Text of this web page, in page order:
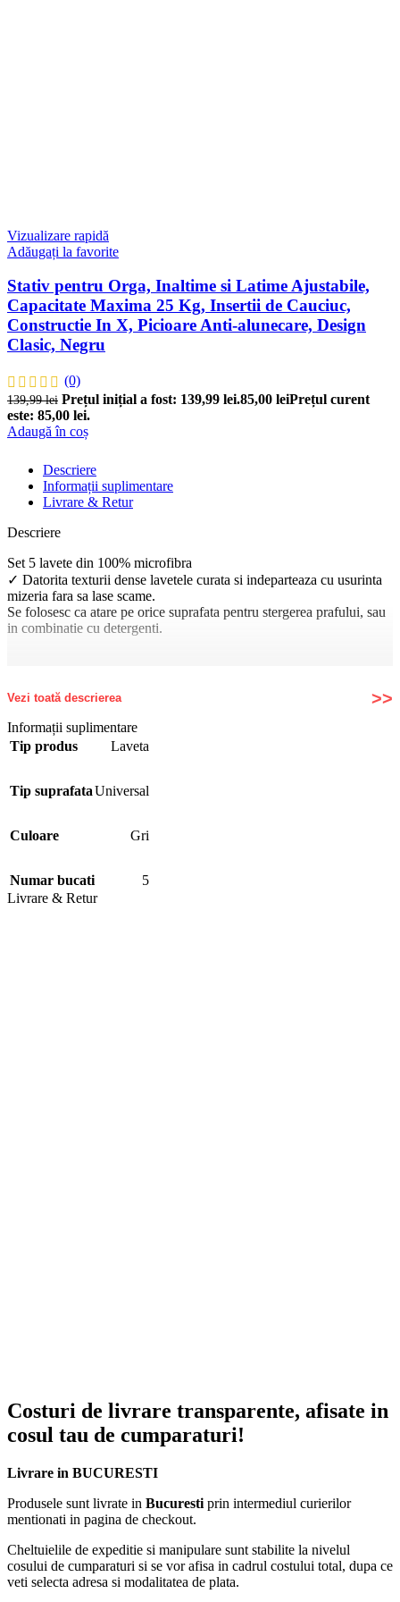
Vizualizare rapidă
Adăugați la favorite
Stativ pentru Orga, Inaltime si Latime Ajustabile,
Capacitate Maxima 25 Kg, Insertii de Cauciuc,
Constructie In X, Picioare Anti-alunecare, Design
Clasic, Negru
(0)
139,99lei Prețul inițial a fost: 139,99 lei.85,00 leiPrețul curent
este: 85,00 lei.
Adaugă în coș
Descriere
Informații suplimentare
Livrare & Retur
Descriere
Set 5 lavete din 100% microfibra
✓ Datorita texturii dense lavetele curata si indeparteaza cu usurinta
mizeria fara sa lase scame.
Se folosesc ca atare pe orice suprafata pentru stergerea prafului, sau
in combinatie cu detergenti.
✓ Universale: lavetele din microfibra sunt potrivite pentru geamuri,
Vezi toată descrierea
Informații suplimentare
Tip produs
Laveta
Tip suprafataUniversal
Culoare Gri
Numar bucati
5
Livrare & Retur
Costuri de livrare transparente, afisate in
cosul tau de cumparaturi!
Livrare in BUCURESTI
Produsele sunt livrate in Bucuresti prin intermediul curierilor
mentionati in pagina de checkout.
Cheltuielile de expeditie si manipulare sunt stabilite la nivelul
cosului de cumparaturi si se vor afisa in cadrul costului total, dupa ce
veti selecta adresa si modalitatea de plata.